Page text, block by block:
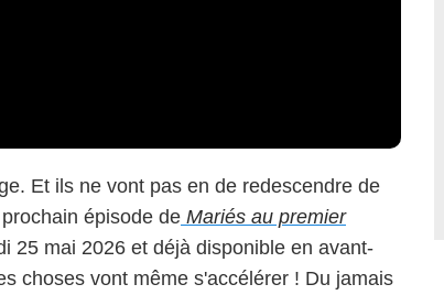
Et ils ne vont pas en de redescendre de
épisode de Mariés au premier
25 mai 2026 et déjà disponible en avant-
choses vont même s'accélérer ! Du jamais